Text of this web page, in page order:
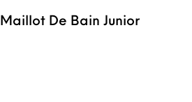
De Bain Junior